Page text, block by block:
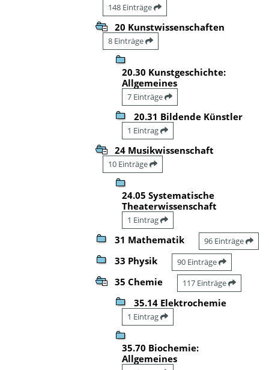
148 Einträge
20 Kunstwissenschaften
8 Einträge
20.30 Kunstgeschichte:
Allgemeines
7 Einträge
20.31 Bildende Künstler
1 Eintrag
24 Musikwissenschaft
10 Einträge
24.05 Systematische
Theaterwissenschaft
1 Eintrag
31 Mathematik 96 Einträge
33 Physik 90 Einträge
35 Chemie 117 Einträge
35.14 Elektrochemie
1 Eintrag
35.70 Biochemie:
Allgemeines